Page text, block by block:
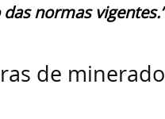
normas vigentes.”
de